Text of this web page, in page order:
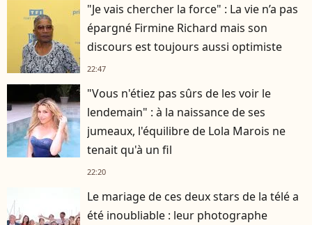
"Je vais chercher la force" : La vie n’a pas
épargné Firmine Richard mais son
discours est toujours aussi optimiste
22:47
"Vous n'étiez pas sûrs de les voir le
lendemain" : à la naissance de ses
jumeaux, l'équilibre de Lola Marois ne
tenait qu'à un fil
22:20
Le mariage de ces deux stars de la télé a
été inoubliable : leur photographe